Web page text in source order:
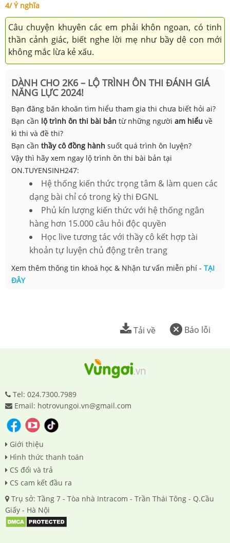
4/ Ý nghĩa
Câu chuyện khuyên các em phải khôn ngoan, có tinh
thần cảnh giác, biết nghe lời mẹ như bầy dê con mới
không mắc lừa kẻ xấu.
DÀNH CHO 2K6 – LỘ TRÌNH ÔN THI ĐÁNH GIÁ
NĂNG LỰC 2024!
Bạn đăng băn khoăn tìm hiểu tham gia thi chưa biết hỏi ai?
Bạn cần lộ trình ôn thi bài bản từ những người am hiểu về
kì thi và đề thi?
Bạn cần thầy cô đồng hành suốt quá trình ôn luyện?
Vậy thì hãy xem ngay lộ trình ôn thi bài bản tại
ON.TUYENSINH247:
Hệ thống kiến thức trọng tâm & làm quen các
dạng bài chỉ có trong kỳ thi ĐGNL
Phủ kín lượng kiến thức với hệ thống ngân
hàng hơn 15.000 câu hỏi độc quyền
Học live tương tác với thầy cô kết hợp tài
khoản tự luyện chủ động trên trang
Xem thêm thông tin khoá học & Nhận tư vấn miễn phí - TẠI
ĐÂY
Báo lỗi
Tải về
Tel: 024.7300.7989
Email: hotrovungoi.vn@gmail.com
Giới thiệu
Hình thức thanh toán
CS đổi và trả
CS cam kết đầu ra
Trụ sở: Tầng 7 - Tòa nhà Intracom - Trần Thái Tông - Q.Cầu
Giấy - Hà Nội